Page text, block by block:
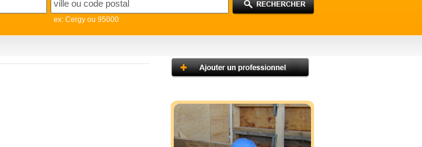
ex: Cergy ou 95000